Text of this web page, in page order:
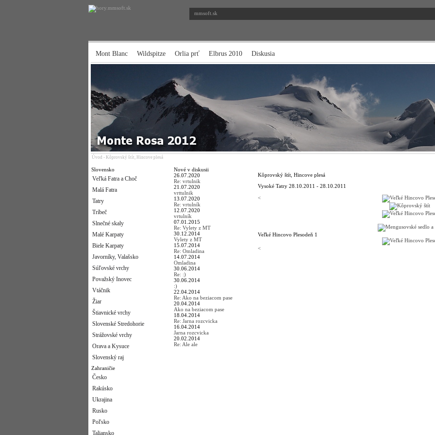
mmsoft.sk
Mont Blanc Wildspitze Orlia prť Elbrus 2010 Diskusia
Úvod - Kôprovský štít, Hincove plesá
Slovensko
Veľká Fatra a Choč
Malá Fatra
Tatry
Tríbeč
Slnečné skaly
Malé Karpaty
Biele Karpaty
Javorníky, Valašsko
Súľovské vrchy
Považský Inovec
Vtáčnik
Žiar
Štiavnické vrchy
Slovenské Stredohorie
Strážovské vrchy
Orava a Kysuce
Slovenský raj
Zahraničie
Česko
Rakúsko
Ukrajina
Rusko
Poľsko
Taliansko
Nové v diskusii
26.07.2020
Re: vrtulnik
21.07.2020
vrttulnik
13.07.2020
Re: vrtulník
12.07.2020
vrtulník
07.01.2015
Re: Vylety z MT
30.12.2014
Vylety z MT
15.07.2014
Re: Omladina
14.07.2014
Omladina
30.06.2014
Re: :)
30.06.2014
:)
22.04.2014
Re: Ako na beziacom pase
20.04.2014
Ako na beziacom pase
18.04.2014
Re: Jarna rozcvicka
16.04.2014
Jarna rozcvicka
20.02.2014
Re: Ale ale
Kôprovský štít, Hincove plesá
Vysoké Tatry 28.10.2011 - 28.10.2011
<
Veľké Hincovo Plesodeň 1
<